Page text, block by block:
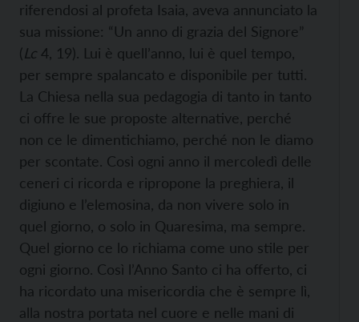
riferendosi al profeta Isaia, aveva annunciato la
sua missione: “Un anno di grazia del Signore”
(Lc 4, 19). Lui è quell’anno, lui è quel tempo,
per sempre spalancato e disponibile per tutti.
La Chiesa nella sua pedagogia di tanto in tanto
ci offre le sue proposte alternative, perché
non ce le dimentichiamo, perché non le diamo
per scontate. Così ogni anno il mercoledì delle
ceneri ci ricorda e ripropone la preghiera, il
digiuno e l’elemosina, da non vivere solo in
quel giorno, o solo in Quaresima, ma sempre.
Quel giorno ce lo richiama come uno stile per
ogni giorno. Così l’Anno Santo ci ha offerto, ci
ha ricordato una misericordia che è sempre lì,
alla nostra portata nel cuore e nelle mani di